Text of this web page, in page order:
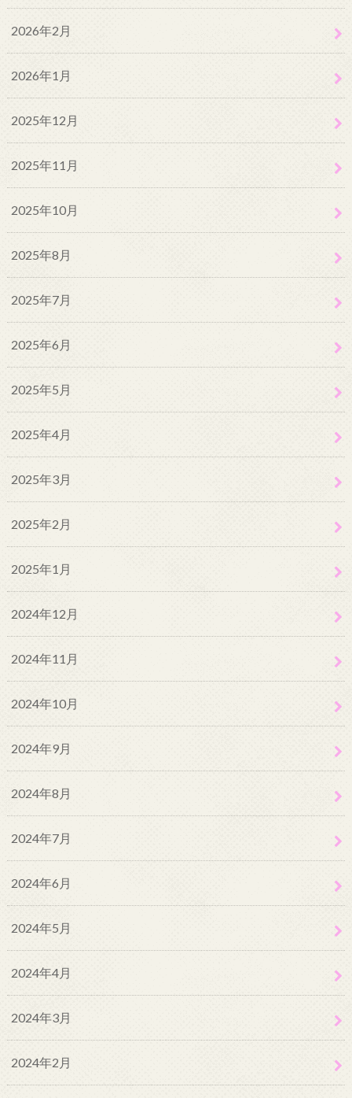
2026年2月
2026年1月
2025年12月
2025年11月
2025年10月
2025年8月
2025年7月
2025年6月
2025年5月
2025年4月
2025年3月
2025年2月
2025年1月
2024年12月
2024年11月
2024年10月
2024年9月
2024年8月
2024年7月
2024年6月
2024年5月
2024年4月
2024年3月
2024年2月